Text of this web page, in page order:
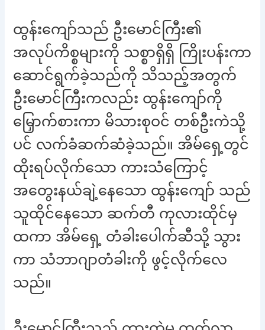
ထွန်းကျော်သည် ဦးမောင်ကြီး၏
အလုပ်ကိစ္စများကို သစ္စာရှိရှိ ကြိုးပန်းကာ
ဆောင်ရွက်ခဲ့သည်ကို သိသည့်အတွက်
ဦးမောင်ကြီးကလည်း ထွန်းကျော်ကို
မြှောက်စားကာ မိသားစုဝင် တစ်ဦးကဲသို့
ပင် လက်ခံဆက်ဆံခဲ့သည်။ အိမ်ရှေ့တွင်
ထိုးရပ်လိုက်သော ကားသံကြောင့်
အတွေးနယ်ချဲ့နေသော ထွန်းကျော် သည်
သူထိုင်နေသော ဆက်တီ ကုလားထိုင်မှ
ထကာ အိမ်ရှေ့ တံခါးပေါက်ဆီသို့ သွား
ကာ သံဘာဂျာတံခါးကို ဖွင့်လိုက်လေ
သည်။